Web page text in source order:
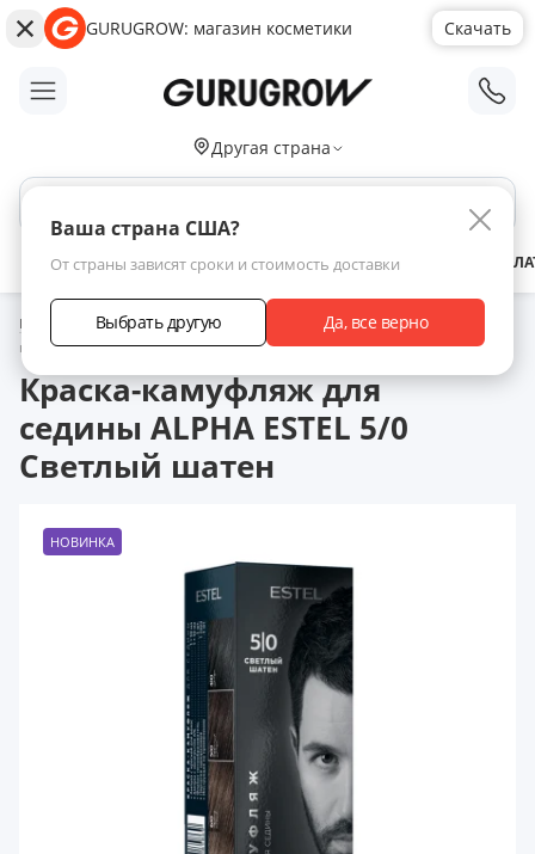
GURUGROW: магазин косметики Скачать
Другая страна
Ваша страна США?
От страны зависят сроки и стоимость доставки
Выбрать другую Да, все верно
АКЦИИ НОВИНКИБРЕНДЫЗАРАБОТАТЬ С НАМИ
Главная Каталог товаров Уход за волосами Краска
камуфляж для седины ALPHA ESTEL 5/0 Светлый шатен
Краска-камуфляж для
седины ALPHA ESTEL 5/0
Светлый шатен
НОВИНКА